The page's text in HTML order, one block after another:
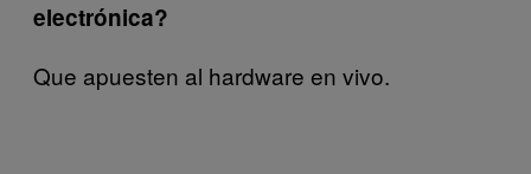
electrónica?
Que apuesten al hardware en vivo.